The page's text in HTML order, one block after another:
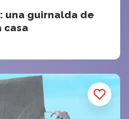
una guirnalda de
casa